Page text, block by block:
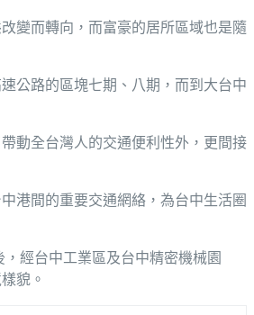
變而轉向，而富豪的居所區域也是隨
公路的區塊七期、八期，而到大台中
動全台灣人的交通便利性外，更間接
港間的重要交通網絡，為台中生活圈
經台中工業區及台中精密機械園
貌。